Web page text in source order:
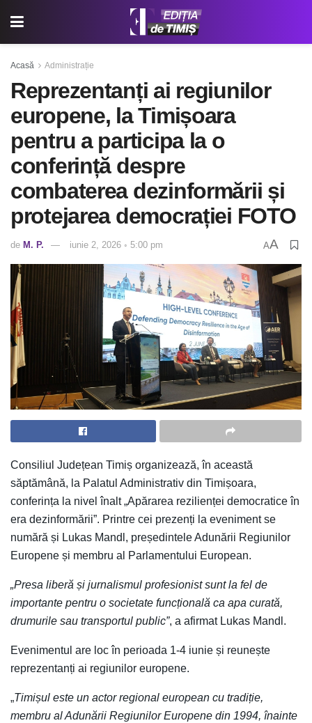
Acasă Administrație
Reprezentanți ai regiunilor
europene, la Timișoara
pentru a participa la o
conferință despre
combaterea dezinformării și
protejarea democrației FOTO
de M. P. iunie 2, 2026 ◦ 5:00 pm AA
Consiliul Județean Timiș organizează, în această
săptămână, la Palatul Administrativ din Timișoara,
conferința la nivel înalt „Apărarea rezilienței democratice în
era dezinformării”. Printre cei prezenți la eveniment se
numără și Lukas Mandl, președintele Adunării Regiunilor
Europene și membru al Parlamentului European.
„Presa liberă și jurnalismul profesionist sunt la fel de
importante pentru o societate funcțională ca apa curată,
drumurile sau transportul public”, a afirmat Lukas Mandl.
Evenimentul are loc în perioada 1-4 iunie și reunește
reprezentanți ai regiunilor europene.
„Timișul este un actor regional european cu tradiție,
membru al Adunării Regiunilor Europene din 1994, înainte